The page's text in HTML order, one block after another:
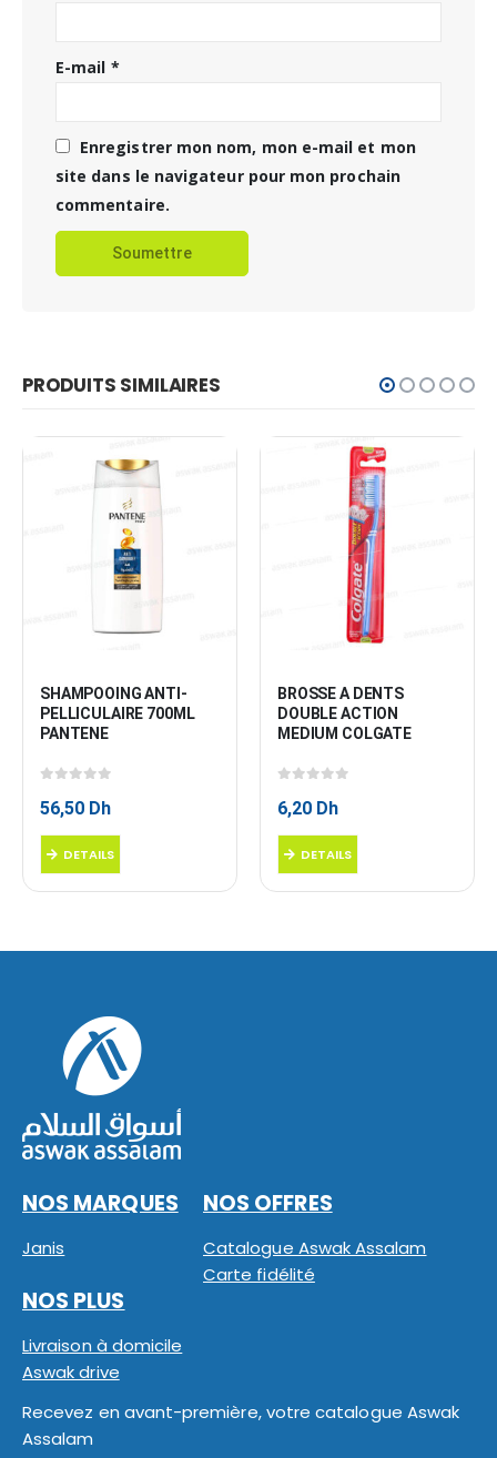
E-mail *
Enregistrer mon nom, mon e-mail et mon
site dans le navigateur pour mon prochain
commentaire.
PRODUITS SIMILAIRES
SHAMPOOING ANTI-
PELLICULAIRE 700ML
PANTENE
56,50 Dh
DETAILS
BROSSE A DENTS
DOUBLE ACTION
MEDIUM COLGATE
6,20 Dh
DETAILS
NOS MARQUES
Janis
NOS OFFRES
Catalogue Aswak Assalam
Carte fidélité
NOS PLUS
Livraison à domicile
Aswak drive
Recevez en avant-première, votre catalogue Aswak
Assalam